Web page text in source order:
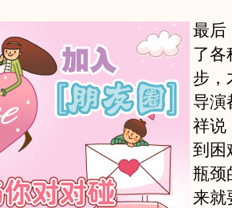
最后
了各
步，
导演
祥说
到困
瓶颈
来就